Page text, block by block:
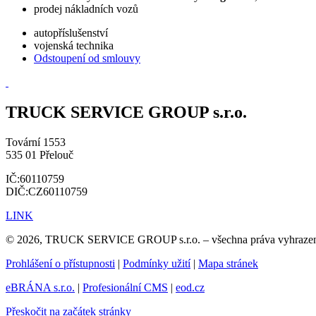
prodej nákladních vozů
autopříslušenství
vojenská technika
Odstoupení od smlouvy
TRUCK SERVICE GROUP s.r.o.
Tovární 1553
535 01 Přelouč
IČ:60110759
DIČ:CZ60110759
LINK
© 2026, TRUCK SERVICE GROUP s.r.o. – všechna práva
Prohlášení o přístupnosti | Podmínky užití| Mapa stránek
eBRÁNA s.r.o. | Profesionální CMS | eod.cz
Přeskočit na začátek stránky